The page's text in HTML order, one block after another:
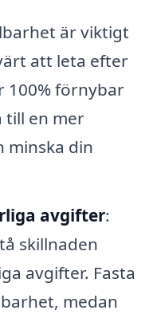
är viktigt
att leta efter
100% förnybar
till en mer
minska din
avgifter:
skillnaden
avgifter. Fasta
medan